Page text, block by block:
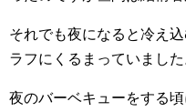
それでも夜になると冷え
ラフにくるまっていました
夜のバーベキューをする